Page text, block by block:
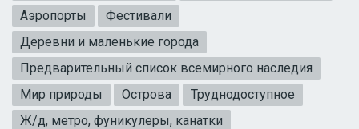
Аэропорты
Фестивали
Деревни и маленькие города
Предварительный список всемирного наследия
Мир природы
Острова
Труднодоступное
Ж/д, метро, фуникулеры, канатки